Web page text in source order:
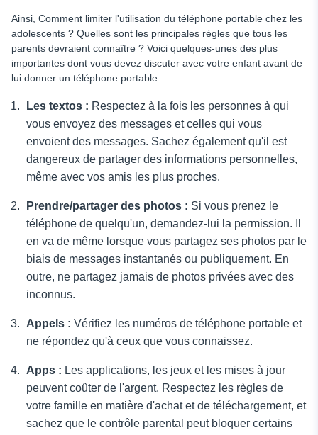
Ainsi, Comment limiter l'utilisation du téléphone portable chez les
adolescents ? Quelles sont les principales règles que tous les
parents devraient connaître ? Voici quelques-unes des plus
importantes dont vous devez discuter avec votre enfant avant de
lui donner un téléphone portable.
Les textos : Respectez à la fois les personnes à qui
vous envoyez des messages et celles qui vous
envoient des messages. Sachez également qu'il est
dangereux de partager des informations personnelles,
même avec vos amis les plus proches.
Prendre/partager des photos : Si vous prenez le
téléphone de quelqu'un, demandez-lui la permission. Il
en va de même lorsque vous partagez ses photos par le
biais de messages instantanés ou publiquement. En
outre, ne partagez jamais de photos privées avec des
inconnus.
Appels : Vérifiez les numéros de téléphone portable et
ne répondez qu'à ceux que vous connaissez.
Apps : Les applications, les jeux et les mises à jour
peuvent coûter de l'argent. Respectez les règles de
votre famille en matière d'achat et de téléchargement, et
sachez que le contrôle parental peut bloquer certains